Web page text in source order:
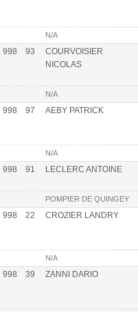
N/A
998 93
COURVOISIER
NICOLAS
N/A
998 97 AEBY PATRICK
N/A
998 91 LECLERC ANTOINE
POMPIER DE QUINGEY
998 22 CROZIER LANDRY
N/A
998 39 ZANNI DARIO